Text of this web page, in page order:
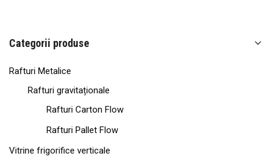
Categorii produse
Rafturi Metalice
Rafturi gravitaționale
Rafturi Carton Flow
Rafturi Pallet Flow
Vitrine frigorifice verticale